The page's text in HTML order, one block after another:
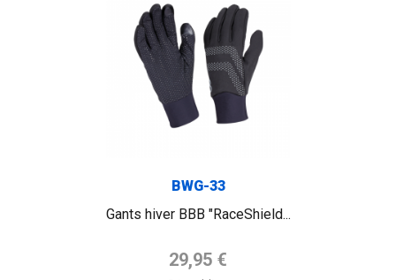
BWG-33
Gants hiver BBB "RaceShield...
Prix de base
29,95 €